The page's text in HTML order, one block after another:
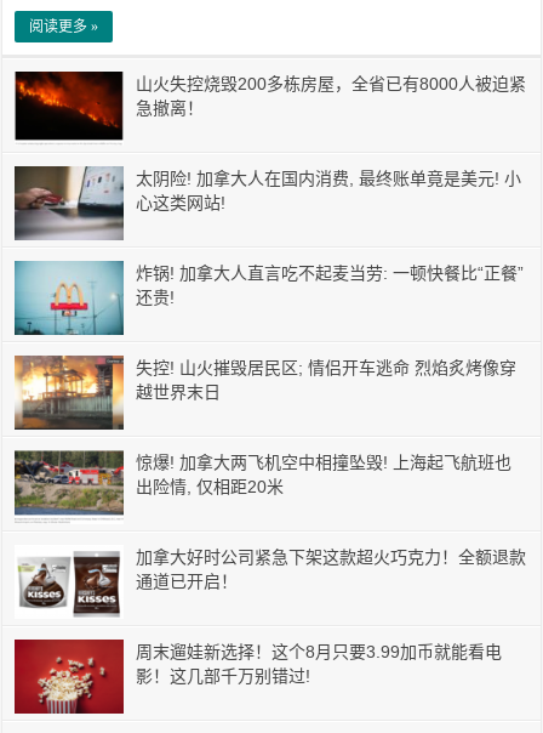
阅读更多 »
山火失控烧毁200多栋房屋，全省已有8000人被迫紧
急撤离！
太阴险! 加拿大人在国内消费, 最终账单竟是美元! 小
心这类网站!
炸锅! 加拿大人直言吃不起麦当劳: 一顿快餐比“正餐”
还贵!
失控! 山火摧毁居民区; 情侣开车逃命 烈焰炙烤像穿
越世界末日
惊爆! 加拿大两飞机空中相撞坠毁! 上海起飞航班也
出险情, 仅相距20米
加拿大好时公司紧急下架这款超火巧克力！全额退款
通道已开启！
周末遛娃新选择！这个8月只要3.99加币就能看电
影！这几部千万别错过!